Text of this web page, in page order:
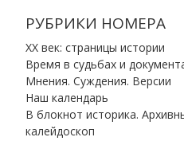
РУБРИКИ НОМЕРА
ХХ век: страницы истории
Время в судьбах и
Мнения. Суждения. Версии
Наш календарь
В блокнот историка.
калейдоскоп